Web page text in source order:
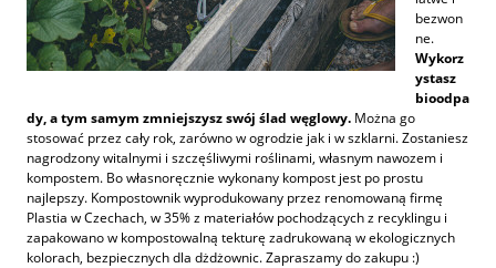
bezwon
ne.
Wykorz
ystasz
bioodpa
dy, a tym samym zmniejszysz swój ślad węglowy. Można go
stosować przez cały rok, zarówno w ogrodzie jak i w szklarni. Zostaniesz
nagrodzony witalnymi i szczęśliwymi roślinami, własnym nawozem i
kompostem. Bo własnoręcznie wykonany kompost jest po prostu
najlepszy. Kompostownik wyprodukowany przez renomowaną firmę
Plastia w Czechach, w 35% z materiałów pochodzących z recyklingu i
zapakowano w kompostowalną tekturę zadrukowaną w ekologicznych
kolorach, bezpiecznych dla dżdżownic. Zapraszamy do zakupu :)